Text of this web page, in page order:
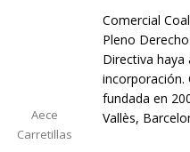
Aece
Carretillas
Comercial
Pleno
Directiva
incorporación.
fundada en
Vallès,